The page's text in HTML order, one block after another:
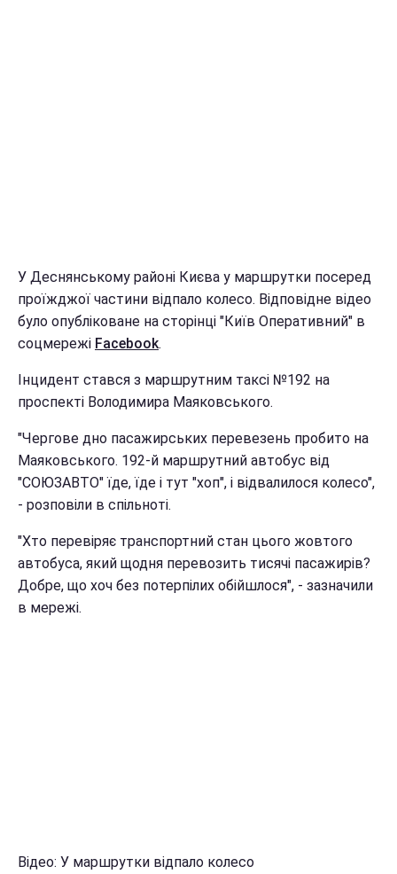
У Деснянському районі Києва у маршрутки посеред
проїжджої частини відпало колесо. Відповідне відео
було опубліковане на сторінці "Київ Оперативний" в
соцмережі Facebook.
Інцидент стався з маршрутним таксі №192 на
проспекті Володимира Маяковського.
"Чергове дно пасажирських перевезень пробито на
Маяковського. 192-й маршрутний автобус від
"СОЮЗАВТО" їде, їде і тут "хоп", і відвалилося колесо",
- розповіли в спільноті.
"Хто перевіряє транспортний стан цього жовтого
автобуса, який щодня перевозить тисячі пасажирів?
Добре, що хоч без потерпілих обійшлося", - зазначили
в мережі.
Відео: У маршрутки відпало колесо